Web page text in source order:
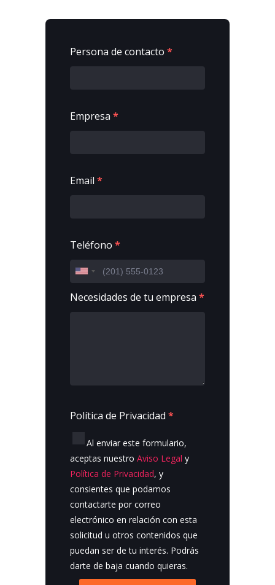
Persona de contacto *
Empresa *
Email *
Teléfono *
Necesidades de tu empresa *
Política de Privacidad *
Al enviar este formulario,
aceptas nuestro Aviso Legal y
Política de Privacidad, y
consientes que podamos
contactarte por correo
electrónico en relación con esta
solicitud u otros contenidos que
puedan ser de tu interés. Podrás
darte de baja cuando quieras.